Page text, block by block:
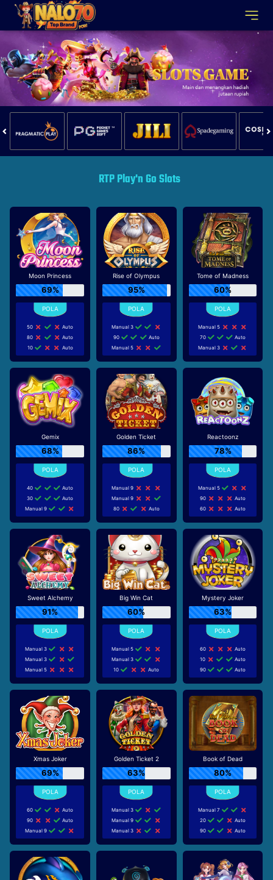
RTP Play'n Go Slots
Moon Princess
69%
50
Auto
80
Auto
10
Auto
Rise of Olympus
95%
Manual 3
90
Auto
Manual 5
Tome of Madness
60%
Manual 5
70
Auto
Manual 3
Gemix
68%
40
Auto
30
Auto
Manual 9
Golden Ticket
86%
Manual 9
Manual 9
80
Auto
Reactoonz
78%
Manual 5
90
Auto
60
Auto
Sweet Alchemy
91%
Manual 3
Manual 3
Manual 5
Big Win Cat
60%
Manual 5
Manual 3
10
Auto
Mystery Joker
63%
60
Auto
10
Auto
90
Auto
Xmas Joker
69%
60
Auto
90
Auto
Manual 9
Golden Ticket 2
63%
Manual 3
Manual 9
Manual 3
Book of Dead
80%
Manual 7
20
Auto
90
Auto